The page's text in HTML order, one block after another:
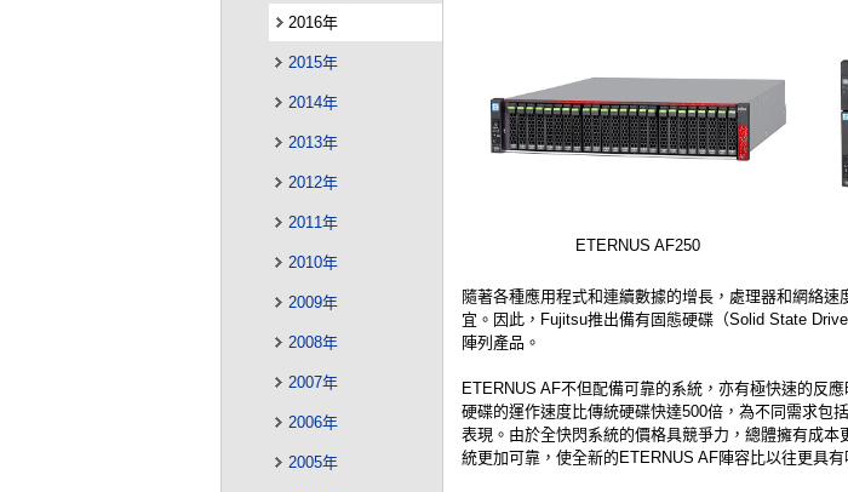
2016年
2015年
2014年
2013年
2012年
2011年
2010年
2009年
2008年
2007年
2006年
2005年
ETERNUS AF250
隨著各種應用程式和連續數據的增長，處理器和網絡
宜。因此，Fujitsu推出備有固態硬碟（Solid State
陣列產品。
ETERNUS AF不但配備可靠的系統，亦有極快速的反
硬碟的運作速度比傳統硬碟快達500倍，為不同需求包
表現。由於全快閃系統的價格具競爭力，總體擁有成
統更加可靠，使全新的ETERNUS AF陣容比以往更具有